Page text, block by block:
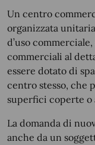
Un centro
organizzata
d’uso
commerciali al
essere dotato di
centro stesso, che
superfici coperte o
La domanda di
anche da un